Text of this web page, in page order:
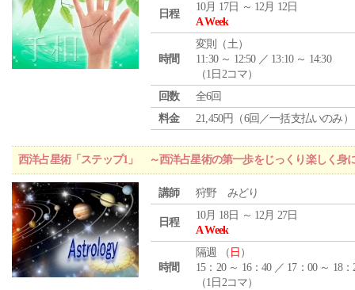
日程
10月 17日 ～ 12月 12日
A Week
時間
変則（土）
11:30 ～ 12:50 ／ 13:10 ～ 14:30
（1日2コマ）
回数
全6回
料金
21,450円（6回／一括支払いのみ）
西洋占星術「ステップ1」 ～西洋占星術の第一歩をじっくり楽しく身
講師 狩野 みどり
日程
10月 18日 ～ 12月 27日
A Week
時間
隔週 （ 日 ）
15：20 ～ 16：40 ／ 17：00 ～ 18：
（1日2コマ）